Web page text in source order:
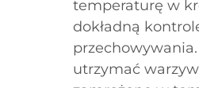
temperaturę w
dokładną
utrzymać